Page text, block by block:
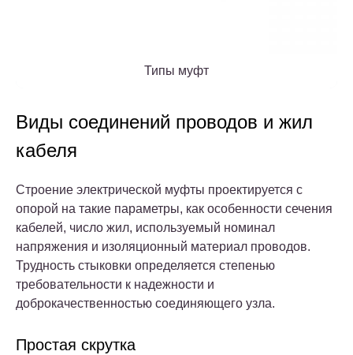
Типы муфт
Виды соединений проводов и жил
кабеля
Строение электрической муфты проектируется с
опорой на такие параметры, как особенности сечения
кабелей, число жил, используемый номинал
напряжения и изоляционный материал проводов.
Трудность стыковки определяется степенью
требовательности к надежности и
доброкачественностью соединяющего узла.
Простая скрутка